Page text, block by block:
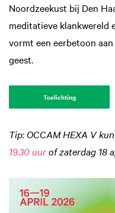
Noordzeekust bij Den
meditatieve klankwereld
vormt een eerbetoon
geest.
Toelichting
Tip: OCCAM HEXA V
19.30 uurof zaterdag 18